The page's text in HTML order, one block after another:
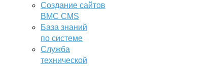
Создание сайтов
BMC CMS
База знаний
по системе
Служба
технической